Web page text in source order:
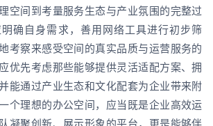
空间到考量服务生态与产业氛围的完整过
确自身需求，善用网络工具进行初步筛
考察来感受空间的真实品质与运营服务的
优先考虑那些能够提供灵活适配方案、拥
能通过产业生态和文化配套为企业带来附
个理想的办公空间，应当既是企业高效运